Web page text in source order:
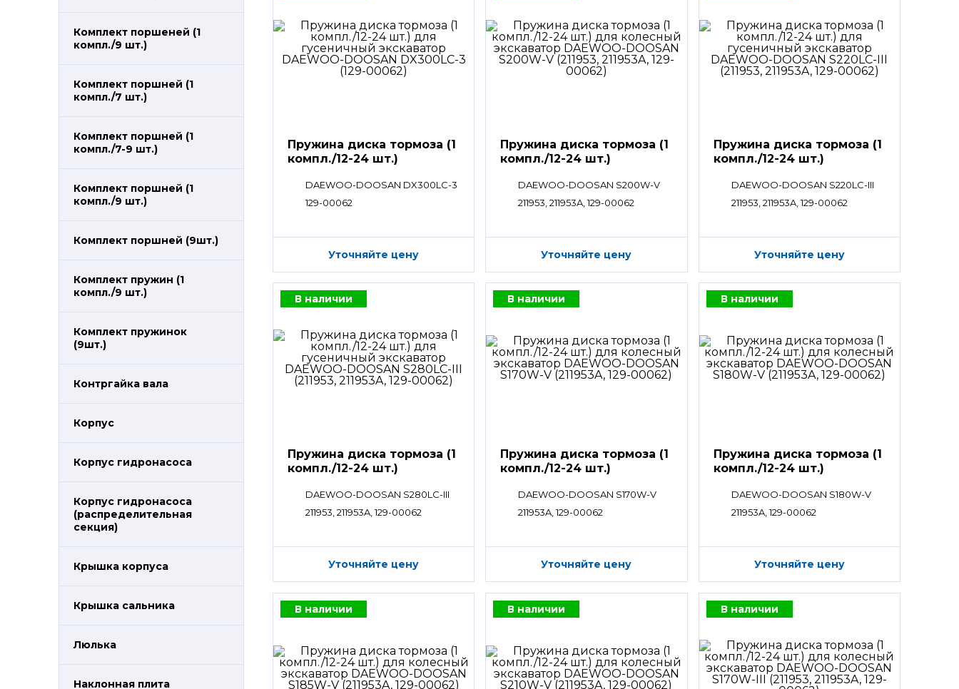
Комплект поршеней (1
компл./9 шт.)
Комплект поршней (1
компл./7 шт.)
Комплект поршней (1
компл./7-9 шт.)
Комплект поршней (1
компл./9 шт.)
Комплект поршней (9шт.)
Комплект пружин (1
компл./9 шт.)
Комплект пружинок
(9шт.)
Контргайка вала
Корпус
Корпус гидронасоса
Корпус гидронасоса
(распределительная
секция)
Крышка корпуса
Крышка сальника
Люлька
Наклонная плита
Пружина диска тормоза (1
компл./12-24 шт.)
DAEWOO-DOOSAN DX300LC-3
129-00062
Уточняйте цену
Пружина диска тормоза (1
компл./12-24 шт.)
DAEWOO-DOOSAN S200W-V
211953, 211953A, 129-00062
Уточняйте цену
Пружина диска тормоза (1
компл./12-24 шт.)
DAEWOO-DOOSAN S220LC-III
211953, 211953A, 129-00062
Уточняйте цену
В наличии
Пружина диска тормоза (1
компл./12-24 шт.)
DAEWOO-DOOSAN S280LC-III
211953, 211953A, 129-00062
Уточняйте цену
В наличии
Пружина диска тормоза (1
компл./12-24 шт.)
DAEWOO-DOOSAN S170W-V
211953A, 129-00062
Уточняйте цену
В наличии
Пружина диска тормоза (1
компл./12-24 шт.)
DAEWOO-DOOSAN S180W-V
211953A, 129-00062
Уточняйте цену
В наличии В наличии В наличии